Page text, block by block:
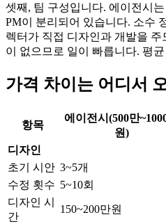
셋째, 팀 구성입니다. 에이전시
PM이 분리되어 있습니다. 소수
렉터가 직접 디자인과 개발을
이 없으므로 일이 빠릅니다. 평
가격 차이는 어디서
항목
에이전시(500만
원)
디자인
초기 시안 3~5개
수정 횟수 5~10회
디자인 시
간
150~200만원